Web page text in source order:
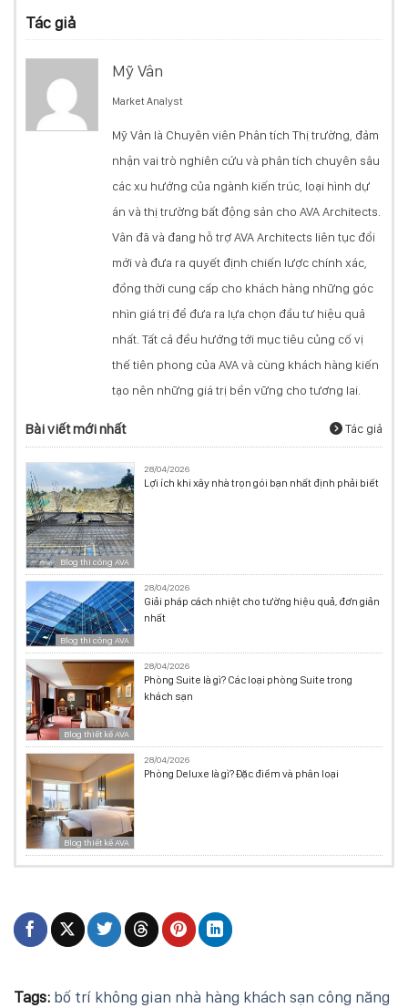
Tác giả
Mỹ Vân
Market Analyst
Mỹ Vân là Chuyên viên Phân tích Thị trường, đảm
nhận vai trò nghiên cứu và phân tích chuyên sâu
các xu hướng của ngành kiến trúc, loại hình dự
án và thị trường bất động sản cho AVA Architects.
Vân đã và đang hỗ trợ AVA Architects liên tục đổi
mới và đưa ra quyết định chiến lược chính xác,
đồng thời cung cấp cho khách hàng những góc
nhìn giá trị để đưa ra lựa chọn đầu tư hiệu quả
nhất. Tất cả đều hướng tới mục tiêu củng cố vị
thế tiên phong của AVA và cùng khách hàng kiến
tạo nên những giá trị bền vững cho tương lai.
Bài viết mới nhất Tác giả
Blog thi công AVA
28/04/2026
Lợi ích khi xây nhà trọn gói bạn nhất định phải biết
Blog thi công AVA
28/04/2026
Giải pháp cách nhiệt cho tường hiệu quả, đơn giản
nhất
Blog thiết kế AVA
28/04/2026
Phòng Suite là gì? Các loại phòng Suite trong
khách sạn
Blog thiết kế AVA
28/04/2026
Phòng Deluxe là gì? Đặc điểm và phân loại
Tags: bố trí không gian nhà hàng khách sạn công năng